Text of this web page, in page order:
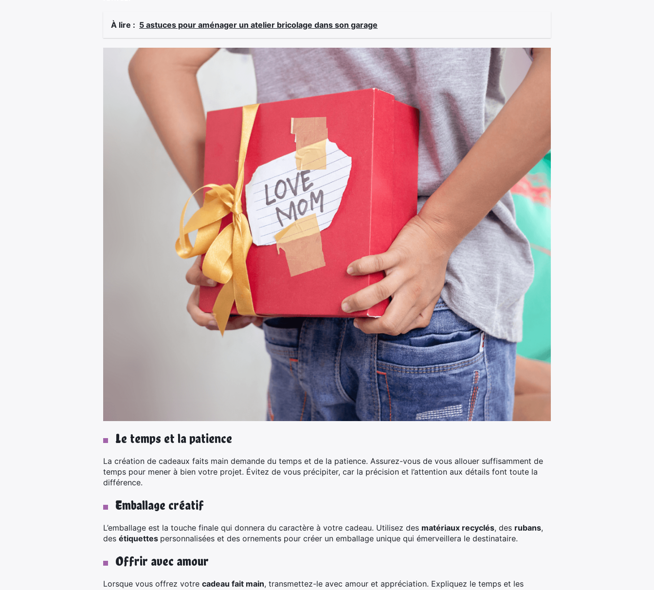
À lire : 5 astuces pour aménager un atelier bricolage dans son garage
Le temps et la patience
La création de cadeaux faits main demande du temps et de la patience. Assurez-vous de vous allouer suffisamment de
temps pour mener à bien votre projet. Évitez de vous précipiter, car la précision et l’attention aux détails font toute la
différence.
Emballage créatif
L’emballage est la touche finale qui donnera du caractère à votre cadeau. Utilisez des matériaux recyclés, des rubans,
des étiquettes personnalisées et des ornements pour créer un emballage unique qui émerveillera le destinataire.
Offrir avec amour
Lorsque vous offrez votre cadeau fait main, transmettez-le avec amour et appréciation. Expliquez le temps et les